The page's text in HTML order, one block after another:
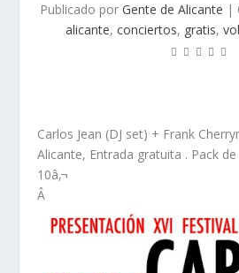
Publicado por Gente de Alicante |
alicante, conciertos, gratis,
Carlos Jean (DJ set) + Frank
Alicante, Entrada gratuita . Pack
10â‚¬
Â